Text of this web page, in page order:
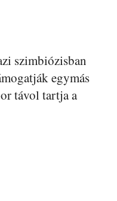
szimbiózisban
egymás
távol tartja a